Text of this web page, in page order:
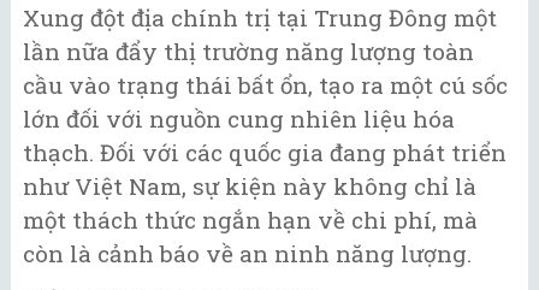
Xung đột địa chính trị tại Trung Đông một
lần nữa đẩy thị trường năng lượng toàn
cầu vào trạng thái bất ổn, tạo ra một cú sốc
lớn đối với nguồn cung nhiên liệu hóa
thạch. Đối với các quốc gia đang phát triển
như Việt Nam, sự kiện này không chỉ là
một thách thức ngắn hạn về chi phí, mà
còn là cảnh báo về an ninh năng lượng.